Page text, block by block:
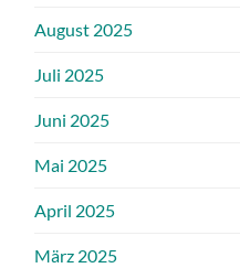
August 2025
Juli 2025
Juni 2025
Mai 2025
April 2025
März 2025